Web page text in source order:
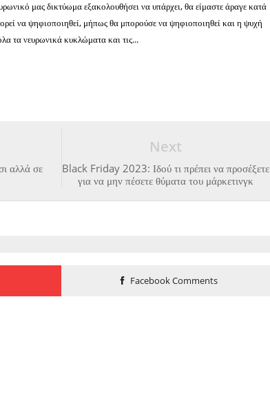
μας δικτύωμα εξακολουθήσει να υπάρχει, θα είμαστε άραγε κατά
να ψηφιοποιηθεί, μήπως θα μπορούσε να ψηφιοποιηθεί και η ψυχή
τα νευρωνικά κυκλώματα και τις...
Next
Black Friday 2023: Ιδού τι πρέπει να προσέξετε
για να μην πέσετε θύματα του μάρκετινγκ
αλλά σε
Facebook Comments